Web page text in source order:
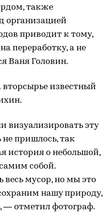
также
организацией
приводит к тому,
переработку, а не
Ваня Головин.
вторсырье известный
визуализировать эту
пришлось, так
история о небольшой,
собой.
мусор, но мы это
нашу природу,
— отметил фотограф.